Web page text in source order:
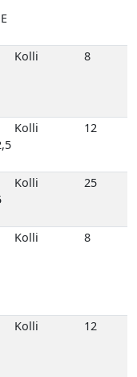
Kolli 8
Kolli 12